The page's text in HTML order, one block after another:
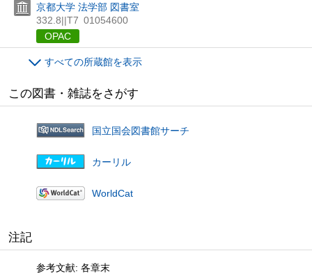
京都大学 法学部 図書室
332.8||T7 01054600
OPAC
すべての所蔵館を表示
この図書・雑誌をさがす
国立国会図書館サーチ
カーリル
WorldCat
注記
参考文献: 各章末